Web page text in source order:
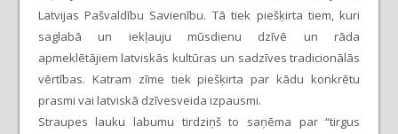
Latvijas Pašvaldību Savienību. Tā tiek piešķirta tiem, kuri
saglabā un iekļauju mūsdienu dzīvē un rāda
apmeklētājiem latviskās kultūras un sadzīves tradicionālās
vērtības. Katram zīme tiek piešķirta par kādu konkrētu
prasmi vai latviskā dzīvesveida izpausmi.
Straupes lauku labumu tirdziņš to saņēma par “tirgus